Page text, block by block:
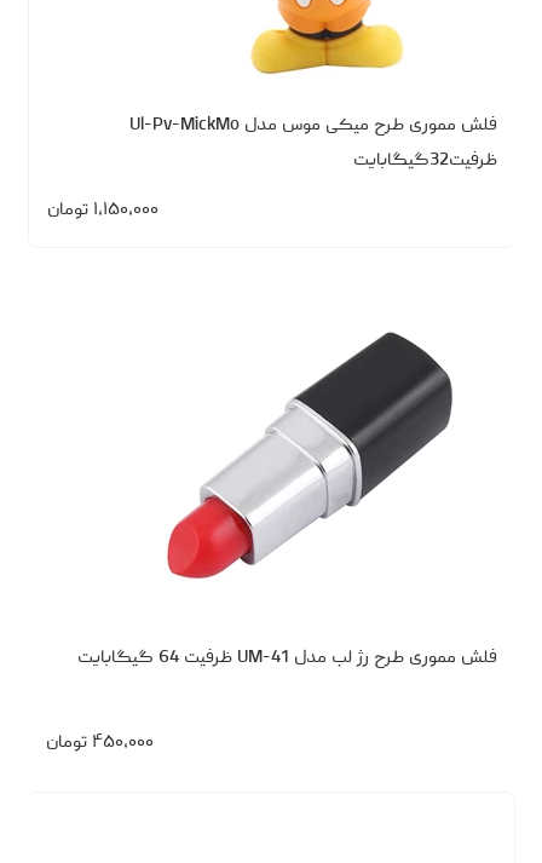
فلش مموری طرح میکی موس مدل Ul-Pv-MickMo
ظرفیت32گیگابایت
۱،۱۵۰،۰۰۰ تومان
فلش مموری طرح رژ لب مدل UM-41 ظرفیت 64 گیگابایت
۴۵۰،۰۰۰ تومان